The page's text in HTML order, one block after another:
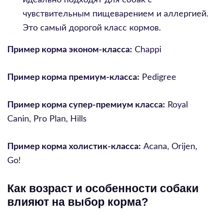
чувствительным пищеварением и аллергией.
Это самый дорогой класс кормов.
Пример корма эконом-класса: Chappi
Пример корма премиум-класса: Pedigree
Пример корма супер-премиум класса: Royal
Canin, Pro Plan, Hills
Пример корма холистик-класса: Acana, Orijen,
Go!
Как возраст и особенности собаки
влияют на выбор корма?